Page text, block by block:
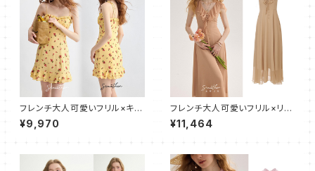
フレンチ大人可愛いフリル×キャ
ミワンピース ショート
¥9,970
フレンチ大人可愛いフリル×リボ
ン×ボタン ロングワンピース
¥11,464